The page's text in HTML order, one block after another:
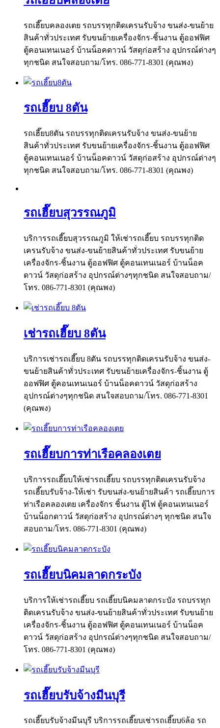
รถเฮี๊ยบคลองเตย รถบรรทุกติดเครนรับจ้าง ขนส่ง-ขนย้าย
สินค้าทั่วประเทศ รับขนย้ายเครื่องจักร-ชิ้นงาน ตู้ออฟฟิศ
ตู้คอนเทนเนอร์ บ้านน็อคดาวน์ วัสดุก่อสร้าง อุปกรณ์ต่างๆ
ทุกชนิด สนใจสอบถาม/โทร. 086-771-8301 (คุณพง)
รถเฮี๊ยบ 8ตัน
รถเฮี๊ยบ8ตัน รถบรรทุกติดเครนรับจ้าง ขนส่ง-ขนย้าย
สินค้าทั่วประเทศ รับขนย้ายเครื่องจักร-ชิ้นงาน ตู้ออฟฟิศ
ตู้คอนเทนเนอร์ บ้านน็อคดาวน์ วัสดุก่อสร้าง อุปกรณ์ต่างๆ
ทุกชนิด สนใจสอบถาม/โทร. 086-771-8301 (คุณพง)
รถเฮี๊ยบสุวรรณภูมิ
บริการรถเฮี๊ยบสุวรรณภูมิ ให้เช่ารถเฮี๊ยบ รถบรรทุกติด
เครนรับจ้าง ขนส่ง-ขนย้ายสินค้าทั่วประเทศ รับขนย้าย
เครื่องจักร-ชิ้นงาน ตู้ออฟฟิศ ตู้คอนเทนเนอร์ บ้านน็อค
ดาวน์ วัสดุก่อสร้าง อุปกรณ์ต่างๆทุกชนิด สนใจสอบถาม/
โทร. 086-771-8301 (คุณพง)
เช่ารถเฮี๊ยบ 8ตัน
บริการเช่ารถเฮี๊ยบ 8ตัน รถบรรทุกติดเครนรับจ้าง ขนส่ง-
ขนย้ายสินค้าทั่วประเทศ รับขนย้ายเครื่องจักร-ชิ้นงาน ตู้
ออฟฟิศ ตู้คอนเทนเนอร์ บ้านน็อคดาวน์ วัสดุก่อสร้าง
อุปกรณ์ต่างๆทุกชนิด สนใจสอบถาม/โทร. 086-771-8301
(คุณพง)
รถเฮี๊ยบการท่าเรือคลองเตย
บริการรถเฮี๊ยบให้เช่ารถเฮี๊ยบ รถบรรทุกติดเครนรับจ้าง
รถเฮี๊ยบรับจ้าง-ให้เช่า รับขนส่ง-ขนย้ายสินค้า รถเฮี๊ยบการ
ท่าเรือคลองเตย เครื่องจักร ชิ้นงาน ตู้ไฟ ตู้คอนเทนเนอร์
บ้านน็อกดาวน์ วัสดุก่อสร้าง อุปกรณ์ต่างๆ ทุกชนิด สนใจ
สอบถาม/โทร. 086-771-8301 (คุณพง)
รถเฮี๊ยบนิคมลาดกระบัง
บริการให้เช่ารถเฮี๊ยบ รถเฮี๊ยบนิคมลาดกระบัง รถบรรทุก
ติดเครนรับจ้าง ขนส่ง-ขนย้ายสินค้าทั่วประเทศ รับขนย้าย
เครื่องจักร-ชิ้นงาน ตู้ออฟฟิศ ตู้คอนเทนเนอร์ บ้านน็อค
ดาวน์ วัสดุก่อสร้าง อุปกรณ์ต่างๆทุกชนิด สนใจสอบถาม/
โทร. 086-771-8301 (คุณพง)
รถเฮี๊ยบรับจ้างมีนบุรี
รถเฮี๊ยบรับจ้างมีนบุรี บริการรถเฮี๊ยบเช่ารถเฮี๊ยบ6ล้อ รถ